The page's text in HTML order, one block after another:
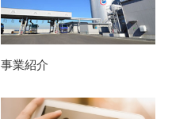
事業紹介